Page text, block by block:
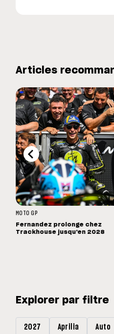
Articles
MOTO GP
Fernandez prolonge chez
Trackhouse jusqu'en 2028
Explorer par filtre
2027 Aprilia Auto